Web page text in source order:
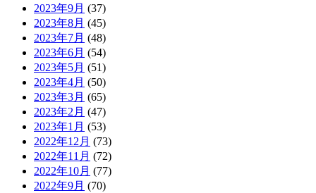
2023年9月 (37)
2023年8月 (45)
2023年7月 (48)
2023年6月 (54)
2023年5月 (51)
2023年4月 (50)
2023年3月 (65)
2023年2月 (47)
2023年1月 (53)
2022年12月 (73)
2022年11月 (72)
2022年10月 (77)
2022年9月 (70)